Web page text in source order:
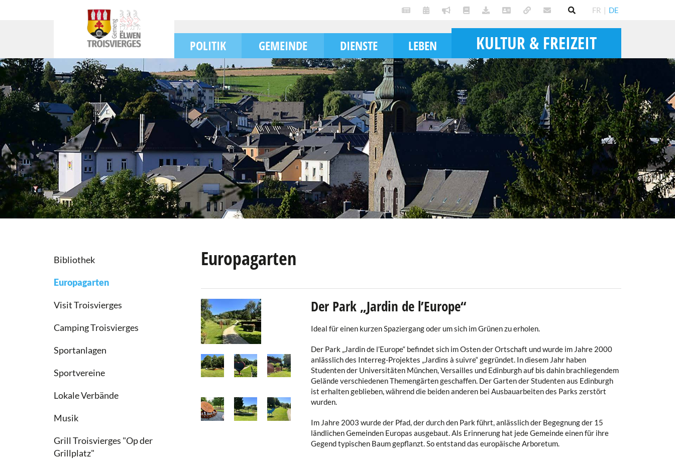
FR | DE
POLITIK GEMEINDE DIENSTE LEBEN KULTUR & FREIZEIT
Bibliothek
Europagarten
Visit Troisvierges
Camping Troisvierges
Sportanlagen
Sportvereine
Lokale Verbände
Musik
Grill Troisvierges "Op der
Grillplatz"
Europagarten
Der Park „Jardin de l’Europe“
Ideal für einen kurzen Spaziergang oder um sich im Grünen zu erholen.
Der Park „Jardin de l’Europe“ befindet sich im Osten der Ortschaft und wurde im Jahre 2000
anlässlich des Interreg-Projektes „Jardins à suivre“ gegründet. In diesem Jahr haben
Studenten der Universitäten München, Versailles und Edinburgh auf bis dahin brachliegendem
Gelände verschiedenen Themengärten geschaffen. Der Garten der Studenten aus Edinburgh
ist erhalten geblieben, während die beiden anderen bei Ausbauarbeiten des Parks zerstört
wurden.
Im Jahre 2003 wurde der Pfad, der durch den Park führt, anlässlich der Begegnung der 15
ländlichen Gemeinden Europas ausgebaut. Als Erinnerung hat jede Gemeinde einen für ihre
Gegend typischen Baum gepflanzt. So entstand das europäische Arboretum.